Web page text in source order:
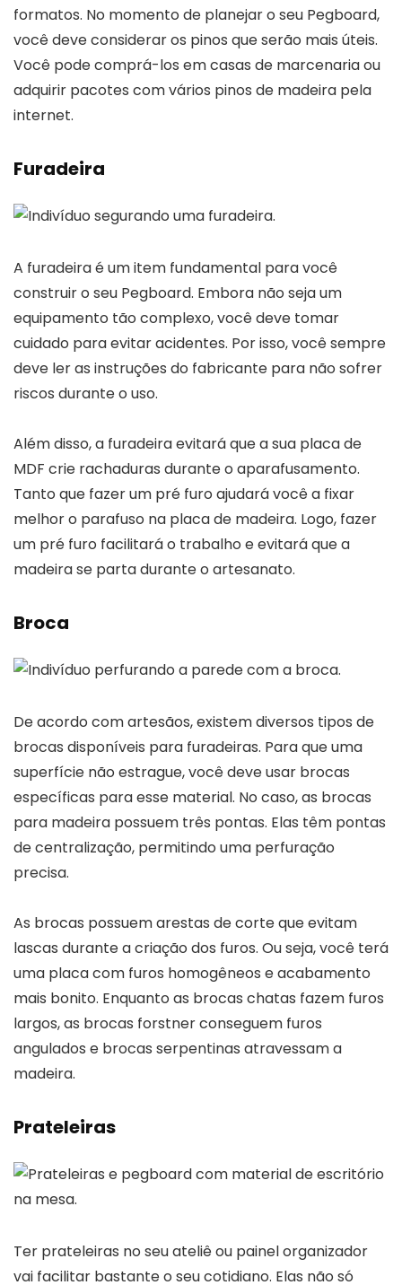
formatos. No momento de planejar o seu Pegboard,
você deve considerar os pinos que serão mais úteis.
Você pode comprá-los em casas de marcenaria ou
adquirir pacotes com vários pinos de madeira pela
internet.
Furadeira
A furadeira é um item fundamental para você
construir o seu Pegboard. Embora não seja um
equipamento tão complexo, você deve tomar
cuidado para evitar acidentes. Por isso, você sempre
deve ler as instruções do fabricante para não sofrer
riscos durante o uso.
Além disso, a furadeira evitará que a sua placa de
MDF crie rachaduras durante o aparafusamento.
Tanto que fazer um pré furo ajudará você a fixar
melhor o parafuso na placa de madeira. Logo, fazer
um pré furo facilitará o trabalho e evitará que a
madeira se parta durante o artesanato.
Broca
De acordo com artesãos, existem diversos tipos de
brocas disponíveis para furadeiras. Para que uma
superfície não estrague, você deve usar brocas
específicas para esse material. No caso, as brocas
para madeira possuem três pontas. Elas têm pontas
de centralização, permitindo uma perfuração
precisa.
As brocas possuem arestas de corte que evitam
lascas durante a criação dos furos. Ou seja, você terá
uma placa com furos homogêneos e acabamento
mais bonito. Enquanto as brocas chatas fazem furos
largos, as brocas forstner conseguem furos
angulados e brocas serpentinas atravessam a
madeira.
Prateleiras
Ter prateleiras no seu ateliê ou painel organizador
vai facilitar bastante o seu cotidiano. Elas não só